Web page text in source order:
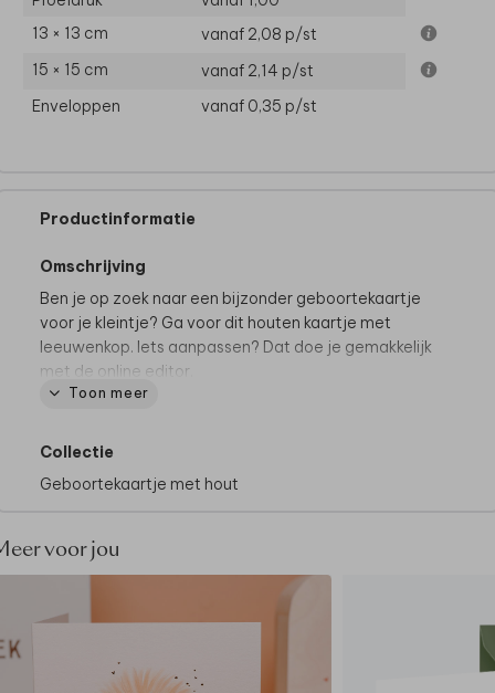
13 × 13 cm
vanaf 2,08 p/st
15 × 15 cm
vanaf 2,14 p/st
Enveloppen
vanaf 0,35 p/st
Productinformatie
Omschrijving
Ben je op zoek naar een bijzonder geboortekaartje
voor je kleintje? Ga voor dit houten kaartje met
leeuwenkop. Iets aanpassen? Dat doe je gemakkelijk
met de online editor.
Bekijk alle houten geboortekaartjes
complete set in deze stijl.
Bekijk alle geboortekaartjes met leeuw en/of tijger
Toon meer
Collectie
Geboortekaartje met hout
voor jou